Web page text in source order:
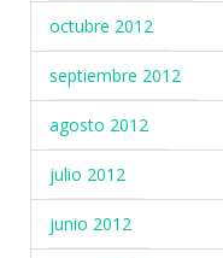
octubre 2012
septiembre 2012
agosto 2012
julio 2012
junio 2012